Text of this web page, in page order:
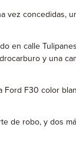
vez concedidas,
en calle
y una
Ford F30 color
de robo, y dos